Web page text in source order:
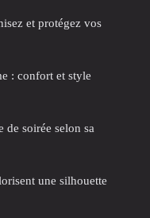
et protégez vos
: confort et style
soirée selon sa
une silhouette